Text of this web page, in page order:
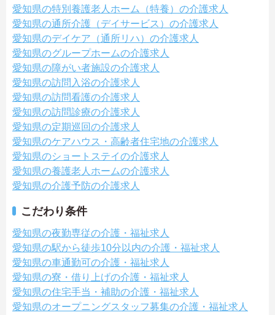
愛知県の特別養護老人ホーム（特養）の介護求人
愛知県の通所介護（デイサービス）の介護求人
愛知県のデイケア（通所リハ）の介護求人
愛知県のグループホームの介護求人
愛知県の障がい者施設の介護求人
愛知県の訪問入浴の介護求人
愛知県の訪問看護の介護求人
愛知県の訪問診療の介護求人
愛知県の定期巡回の介護求人
愛知県のケアハウス・高齢者住宅地の介護求人
愛知県のショートステイの介護求人
愛知県の養護老人ホームの介護求人
愛知県の介護予防の介護求人
こだわり条件
愛知県の夜勤専従の介護・福祉求人
愛知県の駅から徒歩10分以内の介護・福祉求人
愛知県の車通勤可の介護・福祉求人
愛知県の寮・借り上げの介護・福祉求人
愛知県の住宅手当・補助の介護・福祉求人
愛知県のオープニングスタッフ募集の介護・福祉求人